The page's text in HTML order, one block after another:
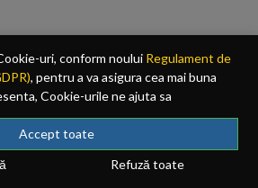
uri, conform noului Regulament de
, pentru a va asigura cea mai buna
Cookie-urile ne ajuta sa
de pe site, oferindu-va dvs., cititorul, o
si mult mai rapida. Ele sunt
nostru si partenerii nostri de incredere.
despre politica de Cookie-uri.
Accept toate
Refuză toate